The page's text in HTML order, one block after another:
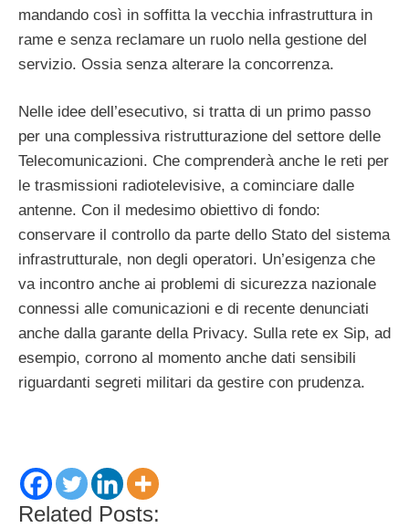
mandando così in soffitta la vecchia infrastruttura in
rame e senza reclamare un ruolo nella gestione del
servizio. Ossia senza alterare la concorrenza.
Nelle idee dell’esecutivo, si tratta di un primo passo
per una complessiva ristrutturazione del settore delle
Telecomunicazioni. Che comprenderà anche le reti per
le trasmissioni radiotelevisive, a cominciare dalle
antenne. Con il medesimo obiettivo di fondo:
conservare il controllo da parte dello Stato del sistema
infrastrutturale, non degli operatori. Un’esigenza che
va incontro anche ai problemi di sicurezza nazionale
connessi alle comunicazioni e di recente denunciati
anche dalla garante della Privacy. Sulla rete ex Sip, ad
esempio, corrono al momento anche dati sensibili
riguardanti segreti militari da gestire con prudenza.
Related Posts: